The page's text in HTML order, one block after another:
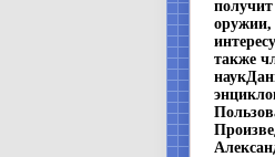
оружии,
также